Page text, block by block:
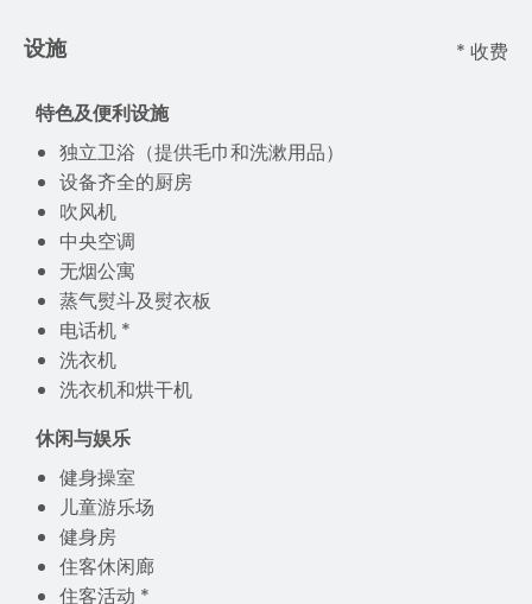
设施 * 收费
特色及便利设施
独立卫浴（提供毛巾和洗漱用品）
设备齐全的厨房
吹风机
中央空调
无烟公寓
蒸气熨斗及熨衣板
电话机 *
洗衣机
洗衣机和烘干机
休闲与娱乐
健身操室
儿童游乐场
健身房
住客休闲廊
住客活动 *